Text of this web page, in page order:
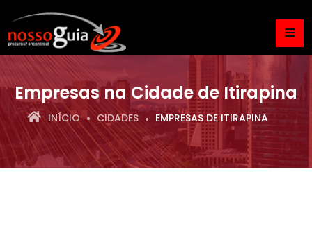
Empresas na Cidade de Itirapina
INÍCIO CIDADES EMPRESAS DE ITIRAPINA